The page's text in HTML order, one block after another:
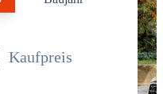
Kaufpreis